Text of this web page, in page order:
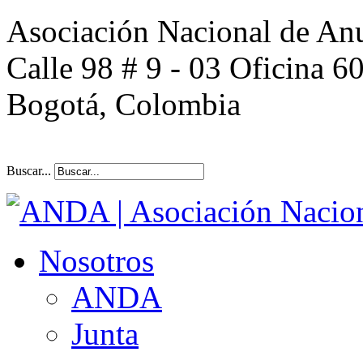
Asociación Nacional de
Calle 98 # 9 - 03 Oficina
Bogotá, Colombia
Buscar...
Nosotros
ANDA
Junta